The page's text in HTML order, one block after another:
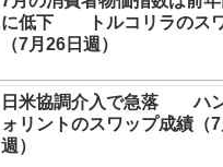
に低下 トルコリラのス
（7月26日週）
日米協調介入で急落 ハ
ォリントのスワップ成績（7
週）